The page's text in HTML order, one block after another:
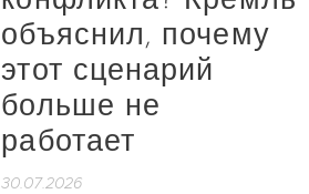
объяснил, почему
этот сценарий
больше не
работает
30.07.2026